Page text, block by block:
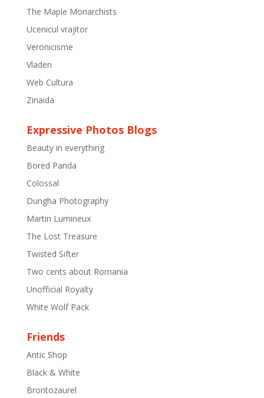
The Maple Monarchists
Ucenicul vrajitor
Veronicisme
Vladen
Web Cultura
Zinaida
Expressive Photos Blogs
Beauty in everything
Bored Panda
Colossal
Dungha Photography
Martin Lumineux
The Lost Treasure
Twisted Sifter
Two cents about Romania
Unofficial Royalty
White Wolf Pack
Friends
Antic Shop
Black & White
Brontozaurel